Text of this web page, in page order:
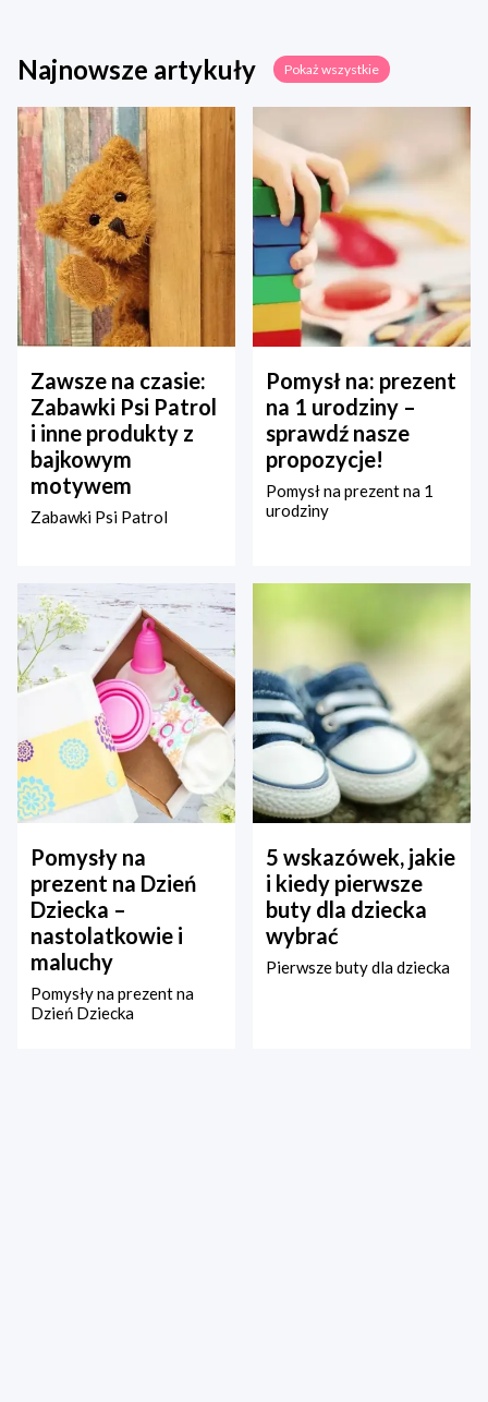
Najnowsze artykuły Pokaż wszystkie
Zawsze na czasie:
Zabawki Psi Patrol
i inne produkty z
bajkowym
motywem
Zabawki Psi Patrol
Pomysł na: prezent
na 1 urodziny –
sprawdź nasze
propozycje!
Pomysł na prezent na 1
urodziny
Pomysły na
prezent na Dzień
Dziecka –
nastolatkowie i
maluchy
Pomysły na prezent na
Dzień Dziecka
5 wskazówek, jakie
i kiedy pierwsze
buty dla dziecka
wybrać
Pierwsze buty dla dziecka